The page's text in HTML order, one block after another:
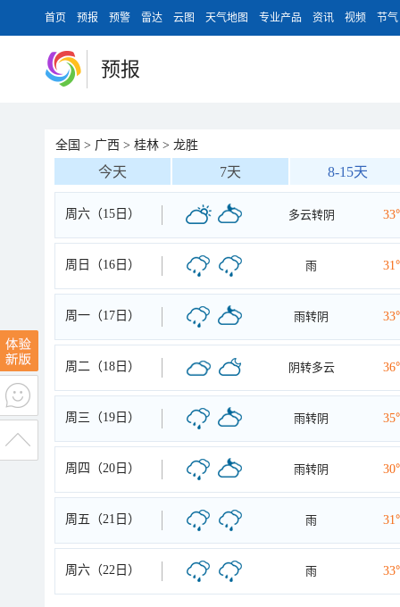
首页 预报 预警 雷达 云图 天气地图 专业产品 资讯 视频 节气
预报
全国 > 广西 > 桂林 > 龙胜
今天 7天 8-15天
周六（15日） 多云转阴
周日（16日） 雨
周一（17日） 雨转阴
周二（18日） 阴转多云
周三（19日） 雨转阴
周四（20日） 雨转阴
周五（21日） 雨
周六（22日） 雨